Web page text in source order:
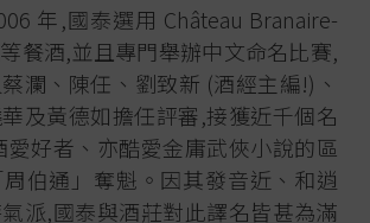
年,國泰選用 Château Branaire-
餐酒,並且專門舉辦中文命名比賽,
瀾、陳任、劉致新 (酒經主編!)、
及黃德如擔任評審,接獲近千個名
愛好者、亦酷愛金庸武俠小說的區
伯通」奪魁。因其發音近、和逍
派,國泰與酒莊對此譯名皆甚為滿